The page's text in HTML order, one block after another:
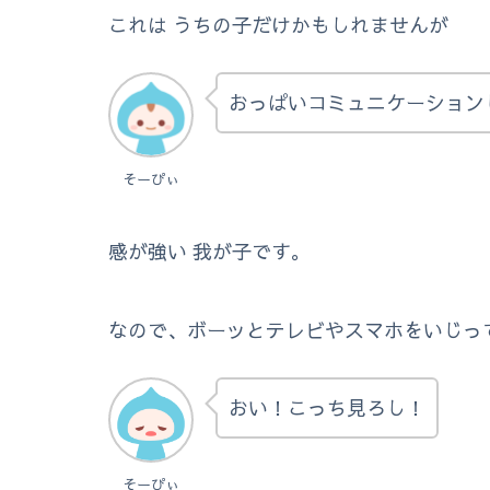
これは うちの子だけかもしれませんが
そーぴぃ
おっぱいコミュニケーション
感が強い 我が子です。
なので、ボーッとテレビやスマホをいじっ
そーぴぃ
おい！こっち見ろし！